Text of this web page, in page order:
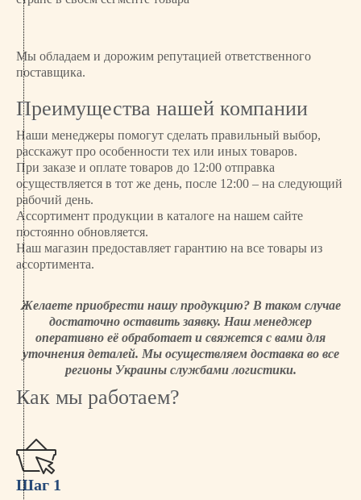
Мы обладаем и дорожим репутацией ответственного
поставщика.
Преимущества нашей компании
Наши менеджеры помогут сделать правильный выбор,
расскажут про особенности тех или иных товаров.
При заказе и оплате товаров до 12:00 отправка
осуществляется в тот же день, после 12:00 – на следующий
рабочий день.
Ассортимент продукции в каталоге на нашем сайте
постоянно обновляется.
Наш магазин предоставляет гарантию на все товары из
ассортимента.
Желаете приобрести нашу продукцию? В таком случае
достаточно оставить заявку. Наш менеджер
оперативно её обработает и свяжется с вами для
уточнения деталей. Мы осуществляем доставка во все
регионы Украины службами логистики.
Как мы работаем?
Шаг 1